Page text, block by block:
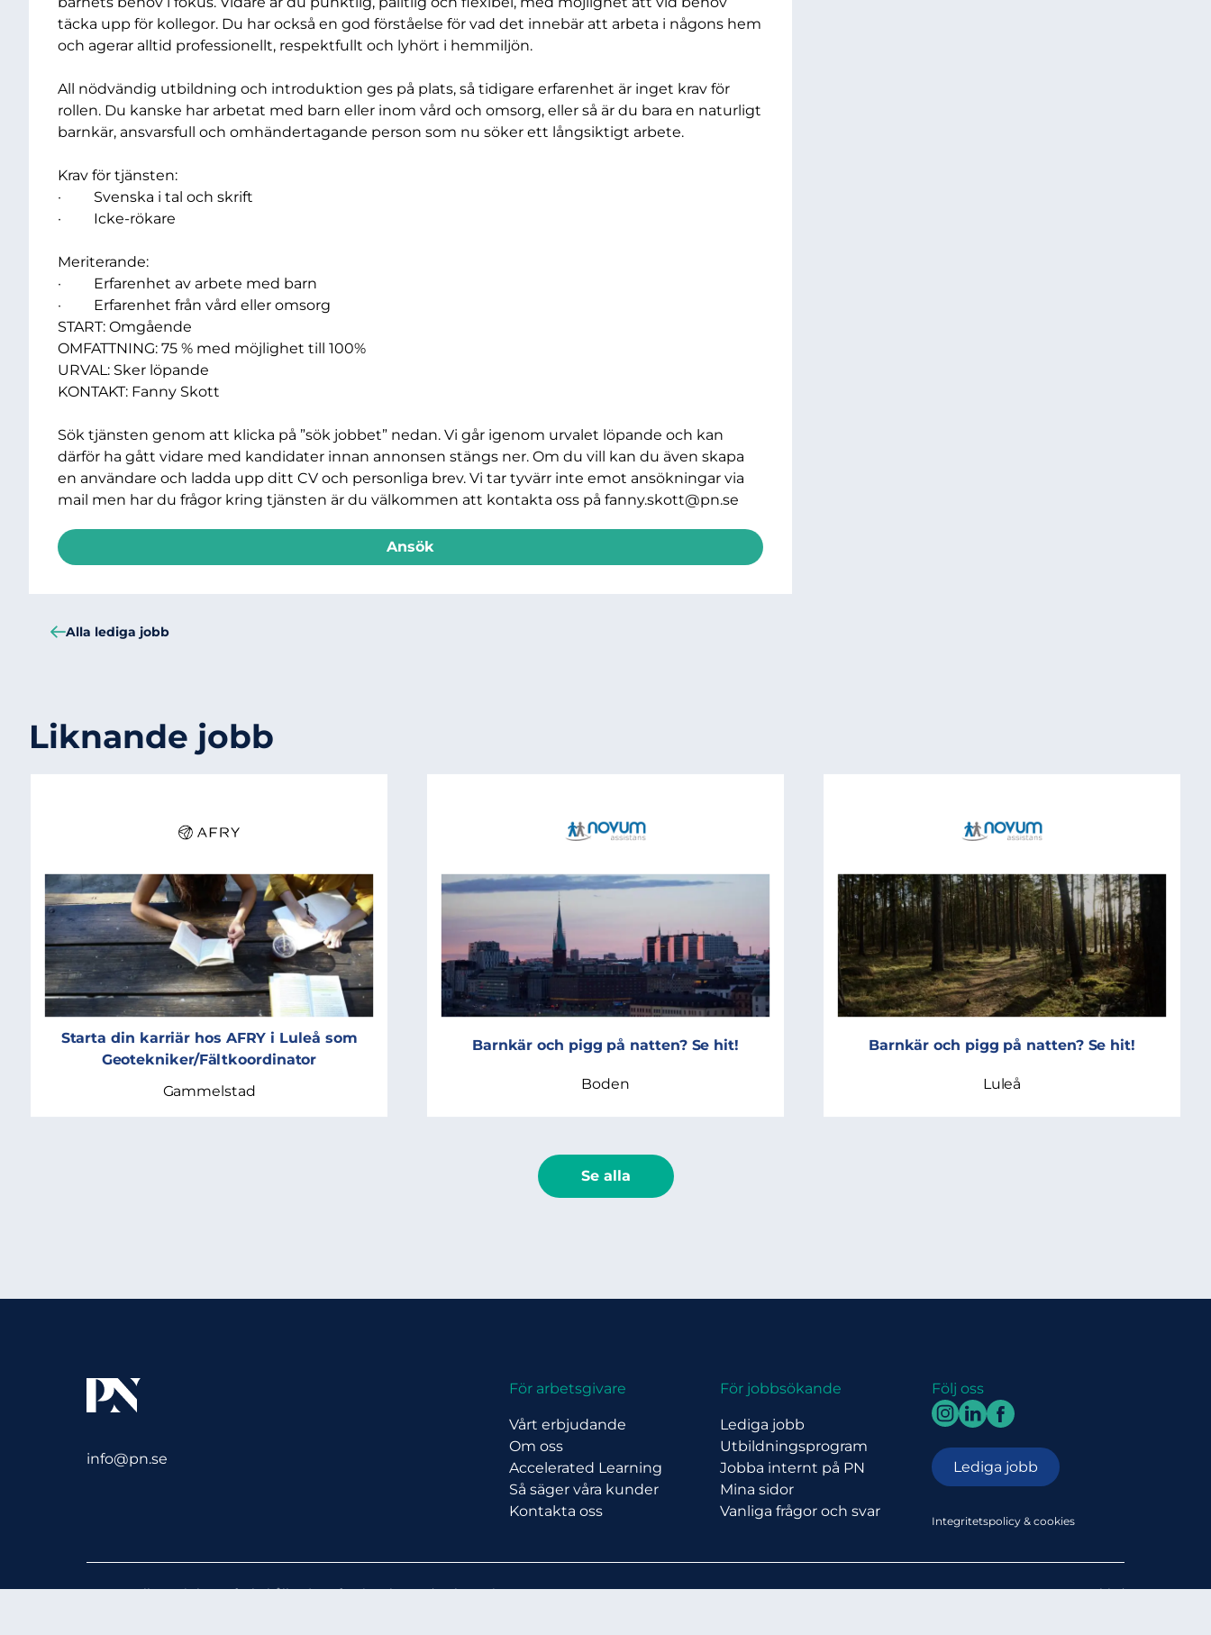
täcka upp för kollegor. Du har också en god förståelse för vad det innebär att arbeta i någons hem
och agerar alltid professionellt, respektfullt och lyhört i hemmiljön.
All nödvändig utbildning och introduktion ges på plats, så tidigare erfarenhet är inget krav för
rollen. Du kanske har arbetat med barn eller inom vård och omsorg, eller så är du bara en naturligt
barnkär, ansvarsfull och omhändertagande person som nu söker ett långsiktigt arbete.
Krav för tjänsten:
· Svenska i tal och skrift
· Icke-rökare
Meriterande:
· Erfarenhet av arbete med barn
· Erfarenhet från vård eller omsorg
START: Omgående
OMFATTNING: 75 % med möjlighet till 100%
URVAL: Sker löpande
KONTAKT: Fanny Skott
Sök tjänsten genom att klicka på ”sök jobbet” nedan. Vi går igenom urvalet löpande och kan
därför ha gått vidare med kandidater innan annonsen stängs ner. Om du vill kan du även skapa
en användare och ladda upp ditt CV och personliga brev. Vi tar tyvärr inte emot ansökningar via
mail men har du frågor kring tjänsten är du välkommen att kontakta oss på fanny.skott@pn.se
Ansök
Alla lediga jobb
Liknande jobb
Starta din karriär hos AFRY i Luleå som
Geotekniker/Fältkoordinator
Gammelstad
Barnkär och pigg på natten? Se hit!
Boden
Barnkär och pigg på natten? Se hit!
Luleå
Se alla
info@pn.se
För arbetsgivare
Vårt erbjudande
Om oss
Accelerated Learning
Så säger våra kunder
Kontakta oss
För jobbsökande
Lediga jobb
Utbildningsprogram
Jobba internt på PN
Mina sidor
Vanliga frågor och svar
Följ oss
Lediga jobb
Integritetspolicy & cookies
© 2026 Alla rättigheter förbehållna | Professionals Nord Rekrytering AB Av:Sunbird